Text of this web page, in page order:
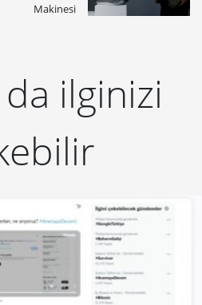
Makinesi
ilginizi